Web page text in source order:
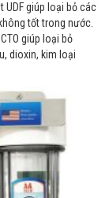
UDF giúp loại bỏ các
tốt trong nước.
giúp loại bỏ
dioxin, kim loại